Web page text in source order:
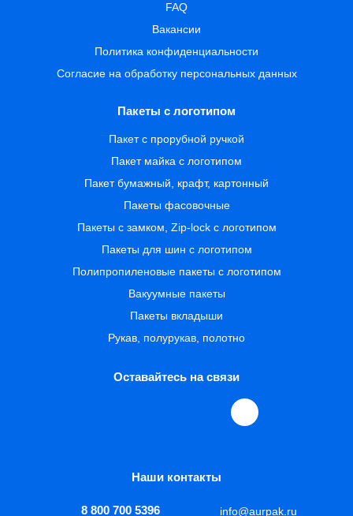
FAQ
Вакансии
Политика конфиденциальности
Согласие на обработку персональных данных
Пакеты с логотипом
Пакет с прорубной ручкой
Пакет майка с логотипом
Пакет бумажный, крафт, картонный
Пакеты фасовочные
Пакеты с замком, Zip-lock с логотипом
Пакеты для шин с логотипом
Полипропиленовые пакеты с логотипом
Вакуумные пакеты
Пакеты вкладыши
Рукав, полурукав, полотно
Оставайтесь на связи
Наши контакты
8 800 700 5396 info@aurpak.ru